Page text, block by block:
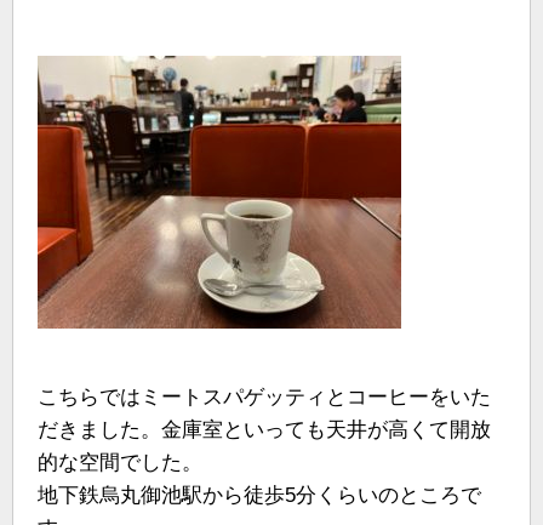
こちらではミートスパゲッティとコーヒーをいた
だきました。金庫室といっても天井が高くて開放
的な空間でした。
地下鉄烏丸御池駅から徒歩5分くらいのところで